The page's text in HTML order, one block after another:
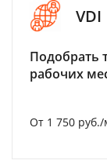
VDI
Подобрать
рабочих
От 1 750